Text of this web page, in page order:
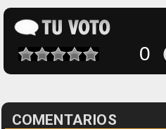
COMENTARIOS